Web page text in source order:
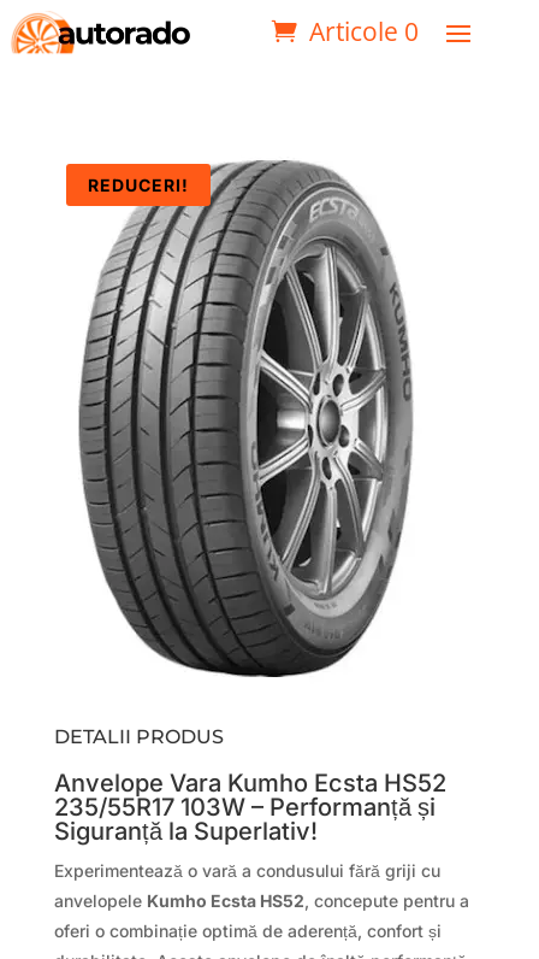
Articole 0
REDUCERI!
DETALII PRODUS
Anvelope Vara Kumho Ecsta HS52
235/55R17 103W – Performanță și
Siguranță la Superlativ!
Experimentează o vară a condusului fără griji cu
anvelopele Kumho Ecsta HS52, concepute pentru a
oferi o combinație optimă de aderență, confort și